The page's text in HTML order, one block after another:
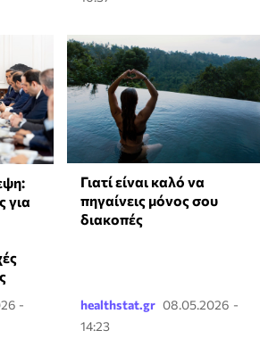
για
-
Γιατί είναι καλό να
πηγαίνεις μόνος σου
διακοπές
healthstat.gr 08.05.2026 -
14:23